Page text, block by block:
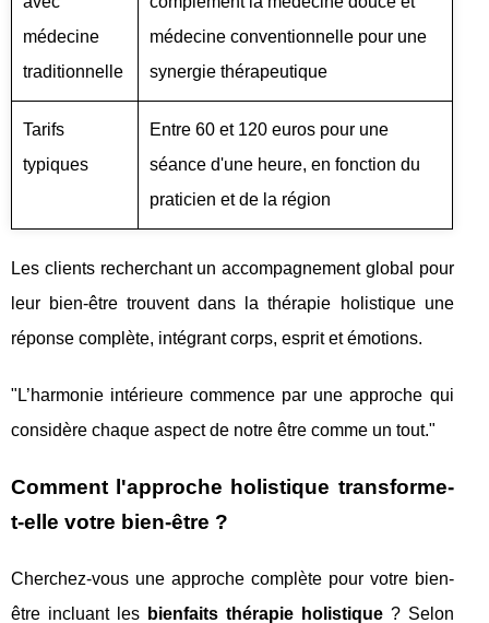
médecine
traditionnelle
médecine conventionnelle pour une
synergie thérapeutique
Tarifs
typiques
Entre 60 et 120 euros pour une
séance d'une heure, en fonction du
praticien et de la région
Les clients recherchant un accompagnement global pour
leur bien-être trouvent dans la thérapie holistique une
réponse complète, intégrant corps, esprit et émotions.
"L’harmonie intérieure commence par une approche qui
considère chaque aspect de notre être comme un tout."
Comment l'approche holistique transforme-
t-elle votre bien-être ?
Cherchez-vous une approche complète pour votre bien-
être incluant les bienfaits thérapie holistique? Selon